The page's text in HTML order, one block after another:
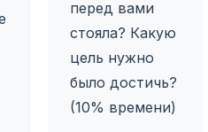
перед вами
стояла? Какую
цель нужно
было достичь?
(10% времени)